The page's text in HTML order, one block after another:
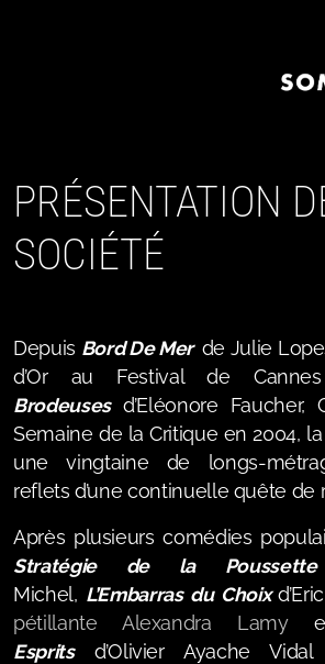
PRÉSENTATION
SOCIÉTÉ
Depuis Bord De Mer de Julie
d’Or au Festival de
Brodeusesd’Eléonore Faucher,
Semaine de la Critique en 2004,
une vingtaine de longs-
reflets d’une continuelle quête
Après plusieurs comédies
Stratégie de la Poussette
Michel, L’Embarras du Choix
pétillante Alexandra Lamy
Espritsd’Olivier Ayache Vidal